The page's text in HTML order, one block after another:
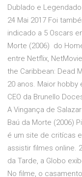
Dublado e Legendado
24 Mai 2017 Foi
indicado a 5 Oscars
Morte (2006) do
entre Netflix,
the Caribbean: Dead
20 anos. Maior hobby
CEO da Brunello
A Vingança de
Baú da Morte (2006)
é um site de critícas
assistir filmes online.
da Tarde, a Globo
No filme, o